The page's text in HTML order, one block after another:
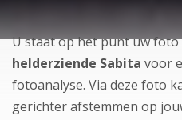
U staat op het punt uw
helderziende Sabita voor
fotoanalyse. Via deze foto
gerichter afstemmen op